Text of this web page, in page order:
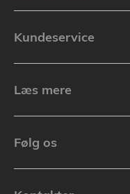
Kundeservice
Læs mere
Følg os